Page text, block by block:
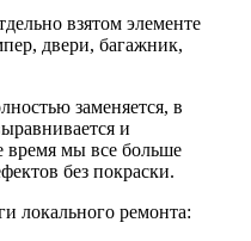
взятом элементе
двери, багажник,
заменяется, в
и
время мы все больше
без покраски.
локального ремонта: